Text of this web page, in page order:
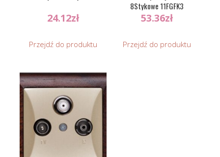
24.12zł
Przejdź do produktu
8Stykowe 11FGFK3
53.36zł
Przejdź do produktu